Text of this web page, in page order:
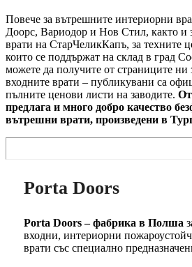
Повече за вътрешните интериорни
Доорс, Вариодор и Нов Стил, както и
врати на СтарЧеликКапъ, за техните
които се поддържат на склад в град
можете да получите от страниците ни
входните врати – публикувани са
пълните ценови листи на заводите.
предлага и много добро качество
вътрешни врати, произведени в
Porta Doors
Porta Doors – фабрика в Полша
входни, интериорни
врати със специално